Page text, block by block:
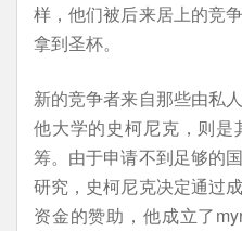
样，他们被后来居上的竞
拿到圣杯。
新的竞争者来自那些由私
他大学的史柯尼克，则
筹。由于申请不到足够的
研究，史柯尼克决定通过
资金的赞助，他成立了